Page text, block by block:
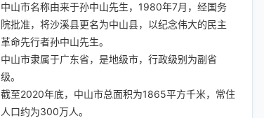
中山市名称由来于孙中山先生，1980年7月，经国务
院批准，将沙溪县更名为中山县，以纪念伟大的民主
革命先行者孙中山先生。
中山市隶属于广东省，是地级市，行政级别为副省
级。
截至2020年底，中山市总面积为1865平方千米，常住
人口约为300万人。